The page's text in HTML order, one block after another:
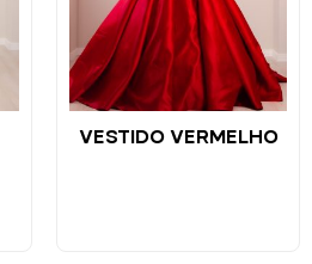
VESTIDO VERMELHO